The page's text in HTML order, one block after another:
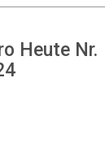
Heute Nr.